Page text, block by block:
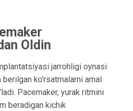
Oldin
jarrohligi oynasi
ko'rsatmalarni amal
Pacemaker, yurak ritmini
beradigan kichik